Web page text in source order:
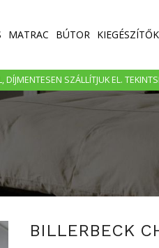
MATRAC BÚTOR KIEGÉSZÍTŐK
SZÁLLÍTJUK EL.
BILLERBECK